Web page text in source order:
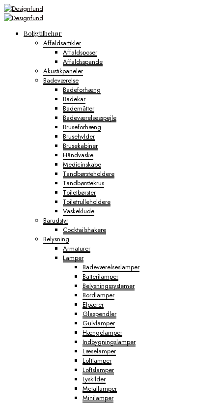
Boligtilbehør
Affaldsartikler
Affaldsposer
Affaldsspande
Akustikpaneler
Badeværelse
Badeforhæng
Badekar
Bademåtter
Badeværelsesspejle
Bruseforhæng
Brusehylder
Brusekabiner
Håndvaske
Medicinskabe
Tandbørsteholdere
Tandbørstekrus
Toiletbørster
Toiletrulleholdere
Vaskeklude
Barudstyr
Cocktailshakere
Belysning
Armaturer
Lamper
Badeværelseslamper
Batterilamper
Belysningssystemer
Bordlamper
Elpærer
Glaspendler
Gulvlamper
Hængelamper
Indbygningslamper
Læselamper
Loftlamper
Loftslamper
Lyskilder
Metallamper
Minilamper